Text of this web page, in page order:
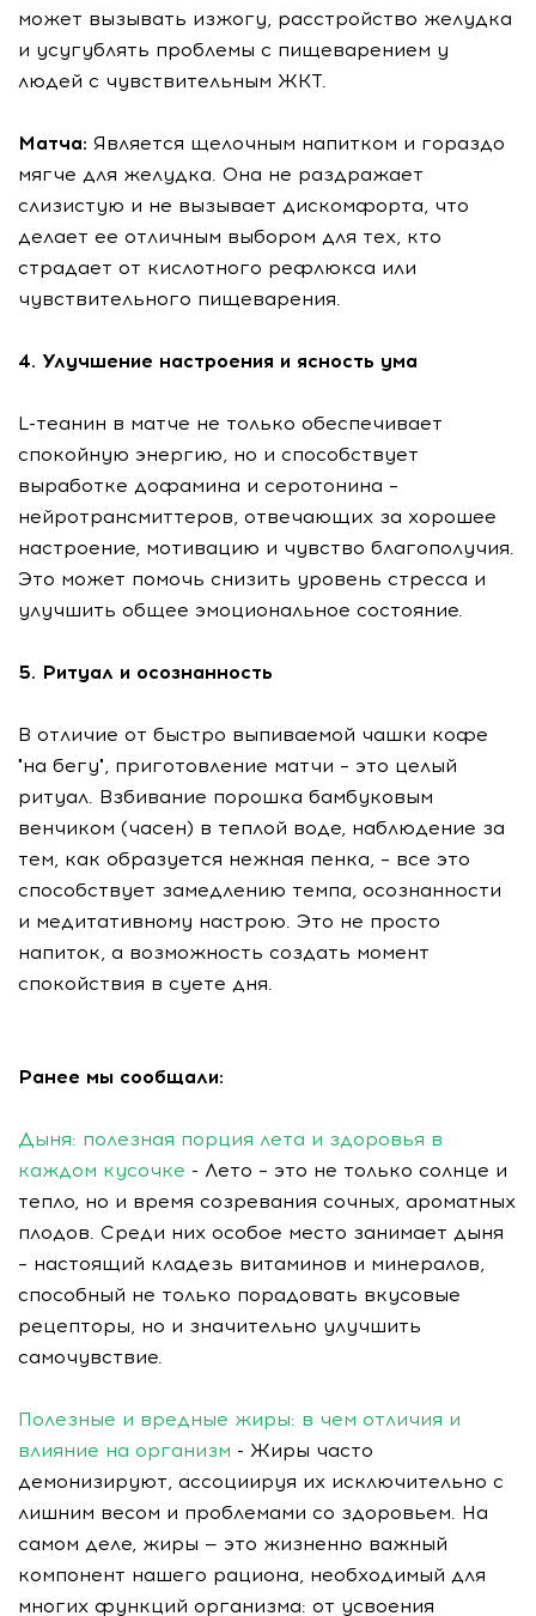
может вызывать изжогу, расстройство желудка
и усугублять проблемы с пищеварением у
людей с чувствительным ЖКТ.
Матча: Является щелочным напитком и гораздо
мягче для желудка. Она не раздражает
слизистую и не вызывает дискомфорта, что
делает ее отличным выбором для тех, кто
страдает от кислотного рефлюкса или
чувствительного пищеварения.
4. Улучшение настроения и ясность ума
L-теанин в матче не только обеспечивает
спокойную энергию, но и способствует
выработке дофамина и серотонина –
нейротрансмиттеров, отвечающих за хорошее
настроение, мотивацию и чувство благополучия.
Это может помочь снизить уровень стресса и
улучшить общее эмоциональное состояние.
5. Ритуал и осознанность
В отличие от быстро выпиваемой чашки кофе
"на бегу", приготовление матчи – это целый
ритуал. Взбивание порошка бамбуковым
венчиком (часен) в теплой воде, наблюдение за
тем, как образуется нежная пенка, – все это
способствует замедлению темпа, осознанности
и медитативному настрою. Это не просто
напиток, а возможность создать момент
спокойствия в суете дня.
Ранее мы сообщали:
Дыня: полезная порция лета и здоровья в
каждом кусочке - Лето – это не только солнце и
тепло, но и время созревания сочных, ароматных
плодов. Среди них особое место занимает дыня
– настоящий кладезь витаминов и минералов,
способный не только порадовать вкусовые
рецепторы, но и значительно улучшить
самочувствие.
Полезные и вредные жиры: в чем отличия и
влияние на организм - Жиры часто
демонизируют, ассоциируя их исключительно с
лишним весом и проблемами со здоровьем. На
самом деле, жиры — это жизненно важный
компонент нашего рациона, необходимый для
многих функций организма: от усвоения